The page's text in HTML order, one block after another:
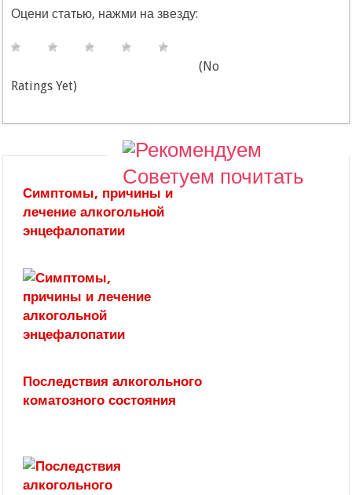
Оцени статью, нажми на звезду:
(No
Ratings Yet)
Советуем почитать
Симптомы, причины и
лечение алкогольной
энцефалопатии
Последствия алкогольного
коматозного состояния